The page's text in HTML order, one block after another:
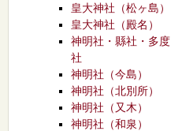
皇大神社（松ヶ島）
皇大神社（殿名）
神明社・縣社・多度
社
神明社（今島）
神明社（北別所）
神明社（又木）
神明社（和泉）